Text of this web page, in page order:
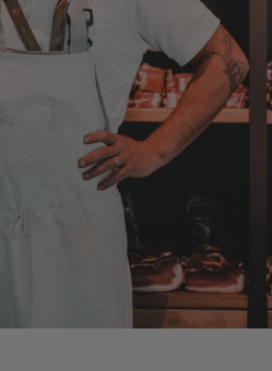
leider ist der Versand
mit GLS unterirdisch. Bitte
auch wenn die
dadurch höher sein sollten.